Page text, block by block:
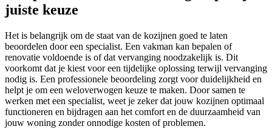
juiste keuze
Het is belangrijk om de staat van de kozijnen goed te laten
beoordelen door een specialist. Een vakman kan bepalen of
renovatie voldoende is of dat vervanging noodzakelijk is. Dit
voorkomt dat je kiest voor een tijdelijke oplossing terwijl vervanging
nodig is. Een professionele beoordeling zorgt voor duidelijkheid en
helpt je om een weloverwogen keuze te maken. Door samen te
werken met een specialist, weet je zeker dat jouw kozijnen optimaal
functioneren en bijdragen aan het comfort en de duurzaamheid van
jouw woning zonder onnodige kosten of problemen.